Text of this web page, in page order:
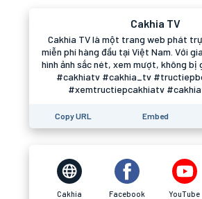
Cakhia TV
Cakhia TV là một trang web phát
miễn phí hàng đầu tại Việt Nam. Với
hình ảnh sắc nét, xem mượt, không bị
#cakhiatv #cakhia_tv
#xemtructiepcakhiatv
Copy URL Embed
Cakhia Facebook YouTube